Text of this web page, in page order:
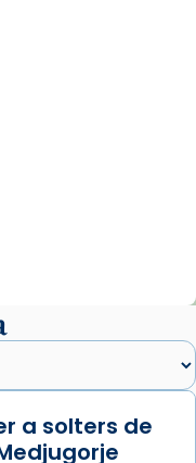
missa de Les
a solters de